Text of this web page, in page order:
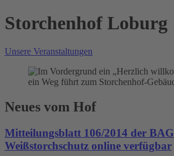
Storchenhof Loburg
Unsere Veranstaltungen
Neues vom Hof
Mitteilungsblatt 106/2014 der BAG
Weißstorchschutz online verfügbar